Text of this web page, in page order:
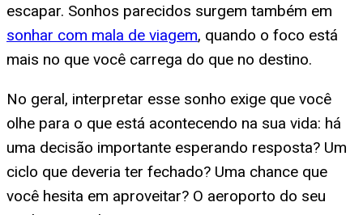
escapar. Sonhos parecidos surgem também em
sonhar com mala de viagem, quando o foco está
mais no que você carrega do que no destino.
No geral, interpretar esse sonho exige que você
olhe para o que está acontecendo na sua vida: há
uma decisão importante esperando resposta? Um
ciclo que deveria ter fechado? Uma chance que
você hesita em aproveitar? O aeroporto do seu